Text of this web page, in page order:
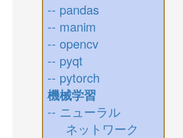
-- pandas
-- manim
-- opencv
-- pyqt
-- pytorch
機械学習
-- ニューラル
ネットワーク